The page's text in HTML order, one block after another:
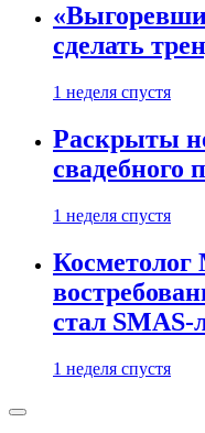
сделать
1 неделя спустя
Раскрыты
свадебного
1 неделя спустя
Косметолог
стал
1 неделя спустя